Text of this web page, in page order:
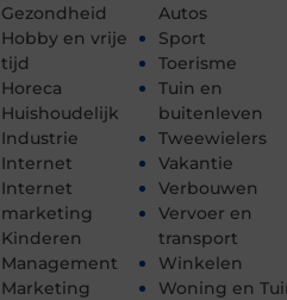
Gezondheid
Hobby en vrije
tijd
Horeca
Huishoudelijk
Industrie
Internet
Internet
marketing
Kinderen
Management
Marketing
Autos
Sport
Toerisme
Tuin en
buitenleven
Tweewielers
Vakantie
Verbouwen
Vervoer en
transport
Winkelen
Woning en